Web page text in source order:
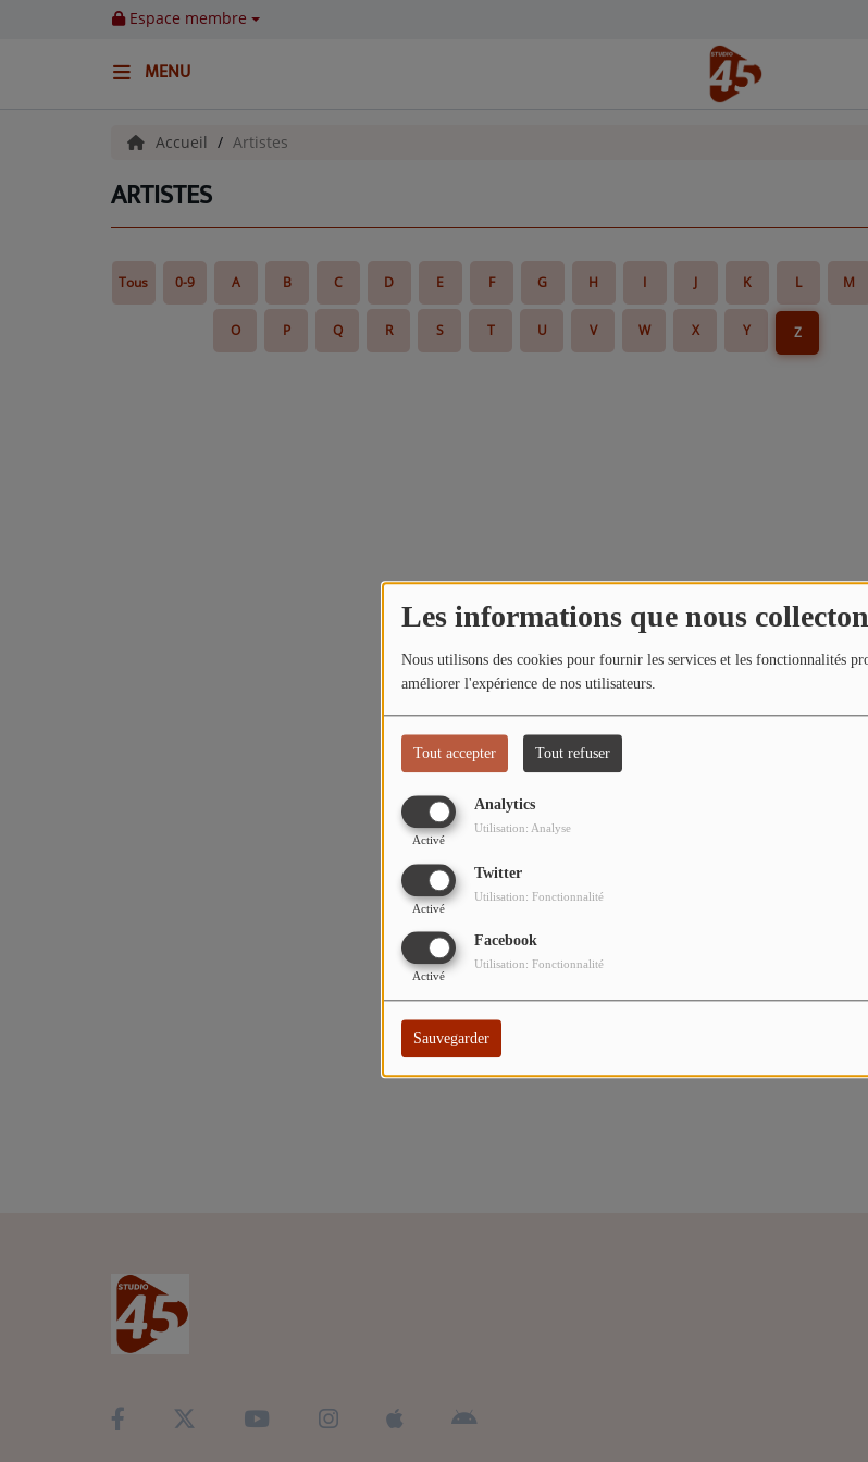
Les informations que nous
Nous utilisons des cookies pour fournir les services et les fonctionnalités
améliorer l'expérience de nos utilisateurs.
Tout accepter Tout refuser
Analytics
Activé
Utilisation: Analyse
Twitter
Activé
Utilisation: Fonctionnalité
Facebook
Activé
Utilisation: Fonctionnalité
Sauvegarder
Espace membre
MENU
GIEN, SA FABULEUSE HISTOIRE
Accueil Artistes
ARTISTES
Tous 0-9 A B C D E F G H I J K L M
O P Q R S T U V W X Y Z